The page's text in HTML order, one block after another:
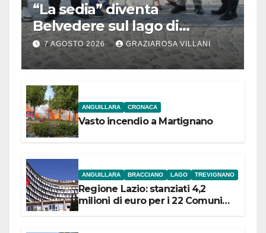
“La sedia” diventa
Belvedere sul lago di
Bracciano: ieri
l’inaugurazione
7 AGOSTO 2026 GRAZIAROSA VILLANI
ANGUILLARA CRONACA
Vasto incendio a Martignano
ANGUILLARA BRACCIANO LAGO TREVIGNANO
Regione Lazio: stanziati 4,2
milioni di euro per i 22 Comuni